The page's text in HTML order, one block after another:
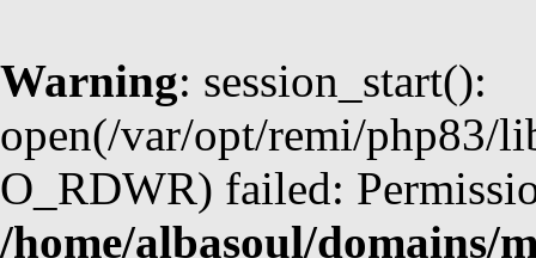
Warning: session_start():
open(/var/opt/remi/php83/
O_RDWR) failed:
/home/albasoul/domains/